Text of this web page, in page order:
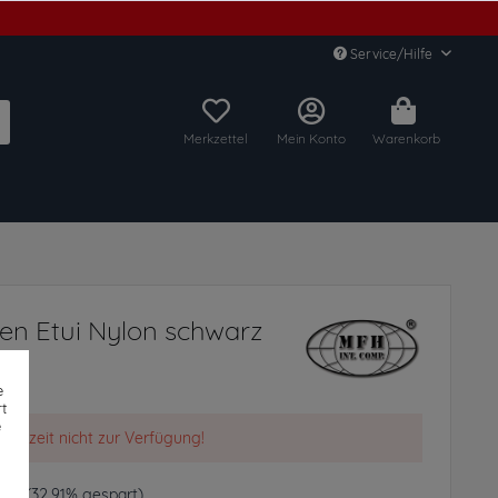
Service/Hilfe
Merkzettel Mein Konto Warenkorb
Etui Nylon schwarz
nicht zur Verfügung!